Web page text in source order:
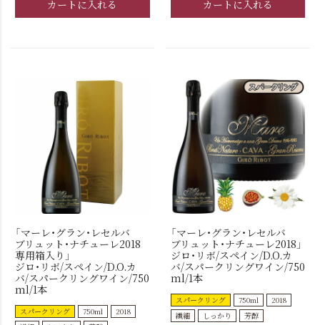
カートに入れる
カートに入れる
「マーレ・グラン・レセルバ
ブリュット・ナチューレ2018
専用箱入り」
ジロ・リボ/スペイン/D.O.カ
バ/スパークリングワイン/750
ml/1本
スパークリング 750ml
2018
「マーレ・グラン・レセルバ
ブリュット・ナチューレ2018」
ジロ・リボ/スペイン/D.O.カ
バ/スパークリングワイン/750
ml/1本
スパークリング 750ml
2018
繊細
しっかり
芳醇